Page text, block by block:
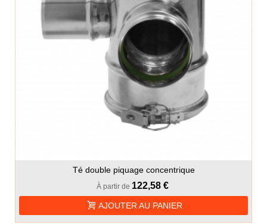
Té double piquage concentrique
À partir de 122,58 €
AJOUTER AU PANIER